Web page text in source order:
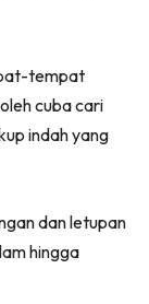
tempat
cuba cari
indah yang
dan letupan
hingga